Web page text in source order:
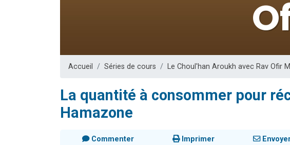
2 personnes viennent de nous
2 nouvelles musiques dans
Accueil Séries de cours Le Choul'han Aroukh avec Rav Ofir
La quantité à consommer pour
Hamazone
Commenter Imprimer